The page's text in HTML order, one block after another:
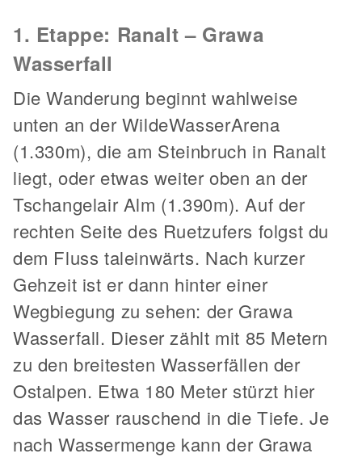
1. Etappe: Ranalt – Grawa
Wasserfall
Die Wanderung beginnt wahlweise
unten an der WildeWasserArena
(1.330m), die am Steinbruch in Ranalt
liegt, oder etwas weiter oben an der
Tschangelair Alm (1.390m). Auf der
rechten Seite des Ruetzufers folgst du
dem Fluss taleinwärts. Nach kurzer
Gehzeit ist er dann hinter einer
Wegbiegung zu sehen: der Grawa
Wasserfall. Dieser zählt mit 85 Metern
zu den breitesten Wasserfällen der
Ostalpen. Etwa 180 Meter stürzt hier
das Wasser rauschend in die Tiefe. Je
nach Wassermenge kann der Grawa